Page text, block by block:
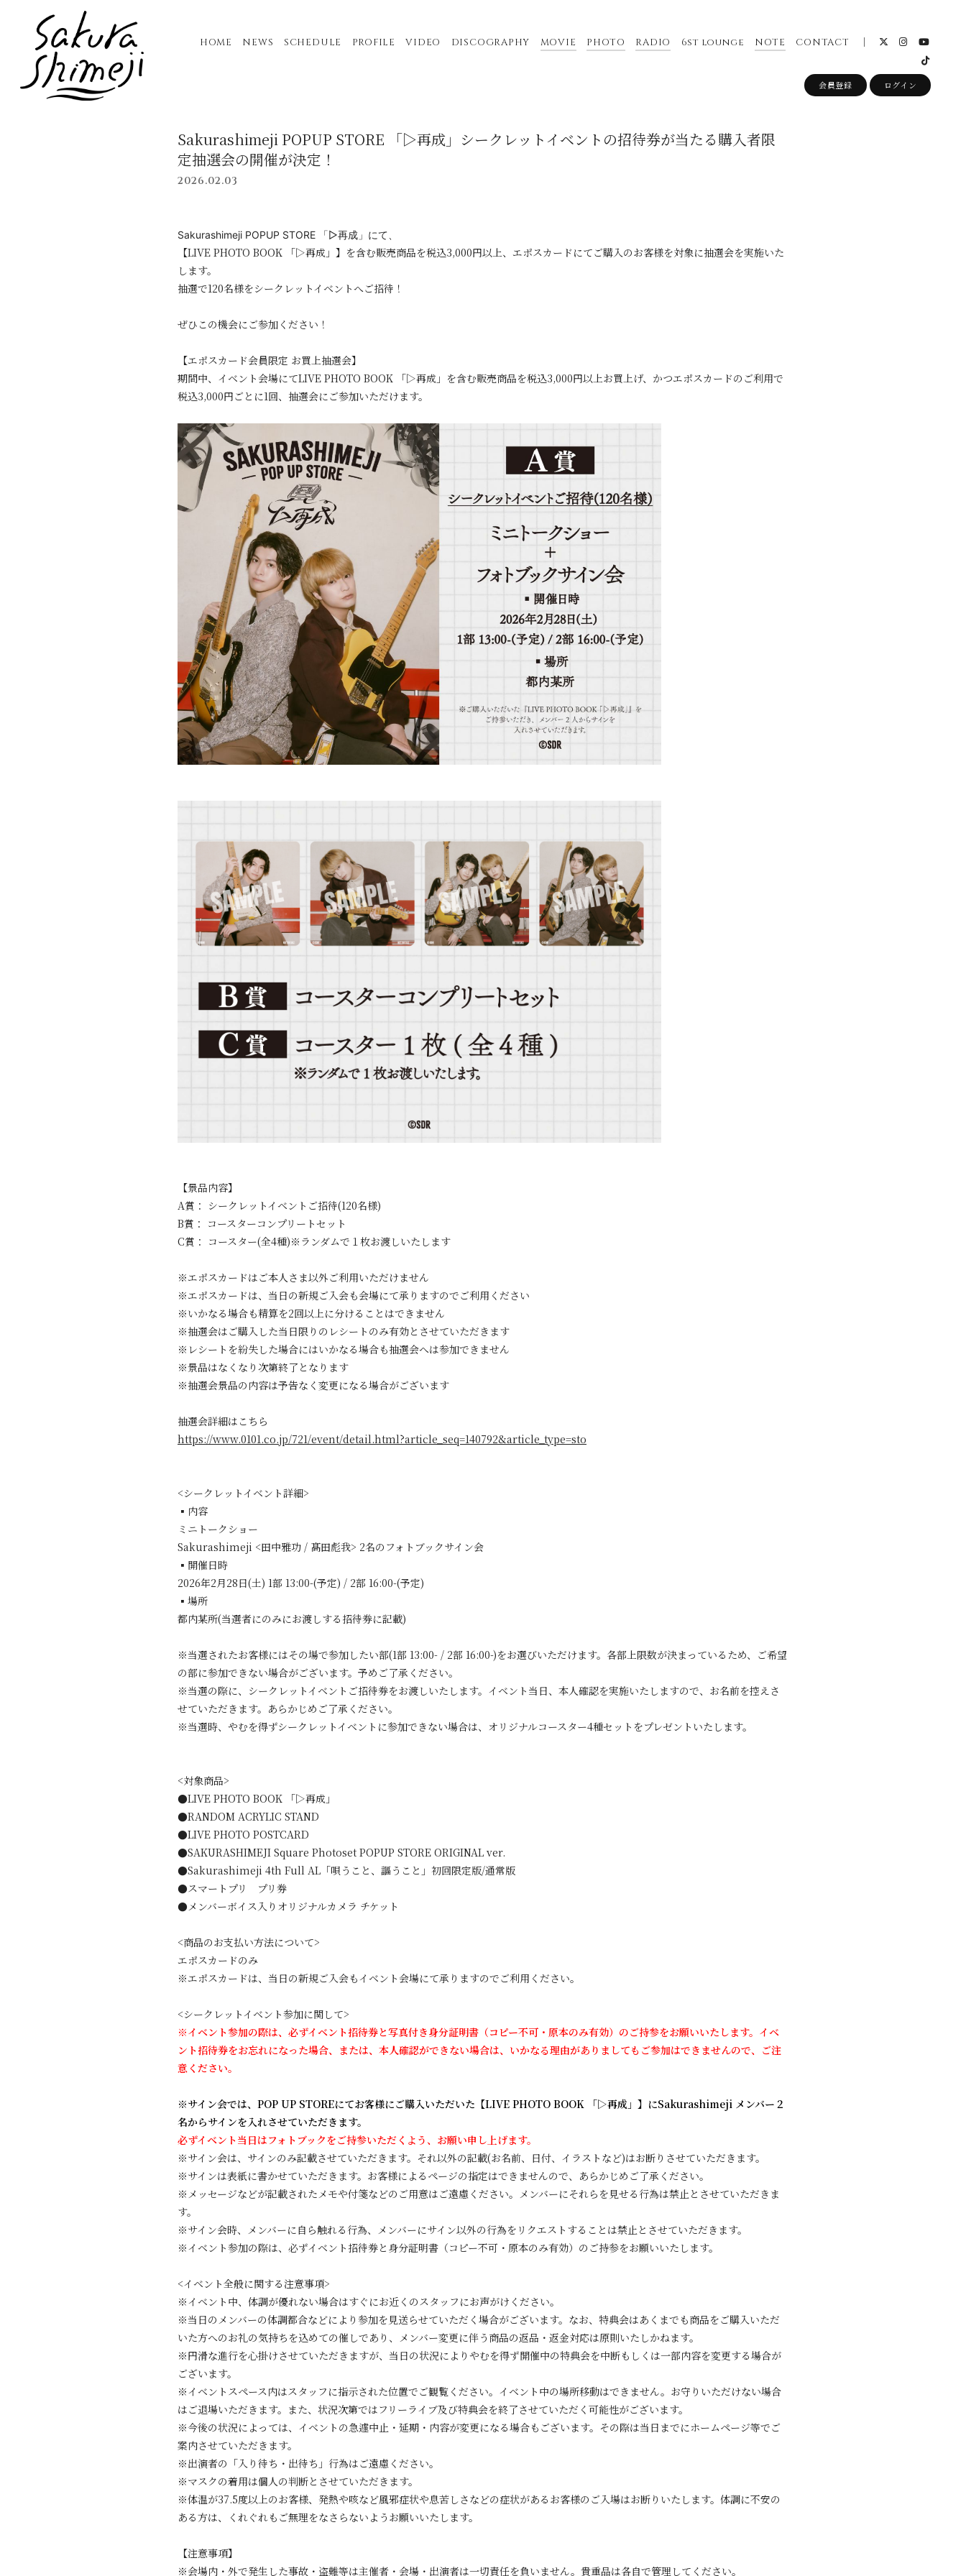
HOME NEWS SCHEDULE PROFILE VIDEO DISCOGRAPHY MOVIE PHOTO RADIO 6st lounge NOTE CONTACT
会員登録 ログイン
Sakurashimeji POPUP STORE 「▷再成」シークレットイベントの招待券が当たる購入者限
定抽選会の開催が決定！
2026.02.03
Sakurashimeji POPUP STORE 「▷再成」にて、
【LIVE PHOTO BOOK 「▷再成」】を含む販売商品を税込3,000円以上、エポスカードにてご購入のお客様を対象に抽選会を実施いた
します。
抽選で120名様をシークレットイベントへご招待！
ぜひこの機会にご参加ください！
【エポスカード会員限定 お買上抽選会】
期間中、イベント会場にてLIVE PHOTO BOOK 「▷再成」を含む販売商品を税込3,000円以上お買上げ、かつエポスカードのご利用で
税込3,000円ごとに1回、抽選会にご参加いただけます。
【景品内容】
A賞： シークレットイベントご招待(120名様)
B賞： コースターコンプリートセット
C賞： コースター(全4種)※ランダムで１枚お渡しいたします
※エポスカードはご本人さま以外ご利用いただけません
※エポスカードは、当日の新規ご入会も会場にて承りますのでご利用ください
※いかなる場合も精算を2回以上に分けることはできません
※抽選会はご購入した当日限りのレシートのみ有効とさせていただきます
※レシートを紛失した場合にはいかなる場合も抽選会へは参加できません
※景品はなくなり次第終了となります
※抽選会景品の内容は予告なく変更になる場合がございます
抽選会詳細はこちら
https://www.0101.co.jp/721/event/detail.html?article_seq=140792&article_type=sto
<シークレットイベント詳細>
▪︎内容
ミニトークショー
Sakurashimeji <田中雅功 / 髙田彪我> 2名のフォトブックサイン会
▪︎開催日時
2026年2月28日(土) 1部 13:00-(予定) / 2部 16:00-(予定)
▪︎場所
都内某所(当選者にのみにお渡しする招待券に記載)
※当選されたお客様にはその場で参加したい部(1部 13:00- / 2部 16:00-)をお選びいただけます。各部上限数が決まっているため、ご希望
の部に参加できない場合がございます。予めご了承ください。
※当選の際に、シークレットイベントご招待券をお渡しいたします。イベント当日、本人確認を実施いたしますので、お名前を控えさ
せていただきます。あらかじめご了承ください。
※当選時、やむを得ずシークレットイベントに参加できない場合は、オリジナルコースター4種セットをプレゼントいたします。
<対象商品>
●LIVE PHOTO BOOK 「▷再成」
●RANDOM ACRYLIC STAND
●LIVE PHOTO POSTCARD
●SAKURASHIMEJI Square Photoset POPUP STORE ORIGINAL ver.
●Sakurashimeji 4th Full AL「唄うこと、謳うこと」初回限定版/通常版
●スマートプリ プリ券
●メンバーボイス入りオリジナルカメラ チケット
<商品のお支払い方法について>
エポスカードのみ
※エポスカードは、当日の新規ご入会もイベント会場にて承りますのでご利用ください。
<シークレットイベント参加に関して>
※イベント参加の際は、必ずイベント招待券と写真付き身分証明書（コピー不可・原本のみ有効）のご持参をお願いいたします。イベ
ント招待券をお忘れになった場合、または、本人確認ができない場合は、いかなる理由がありましてもご参加はできませんので、ご注
意ください。
※サイン会では、POP UP STOREにてお客様にご購入いただいた【LIVE PHOTO BOOK 「▷再成」】にSakurashimeji メンバー２
名からサインを入れさせていただきます。
必ずイベント当日はフォトブックをご持参いただくよう、お願い申し上げます。
※サイン会は、サインのみ記載させていただきます。それ以外の記載(お名前、日付、イラストなど)はお断りさせていただきます。
※サインは表紙に書かせていただきます。お客様によるページの指定はできませんので、あらかじめご了承ください。
※メッセージなどが記載されたメモや付箋などのご用意はご遠慮ください。メンバーにそれらを見せる行為は禁止とさせていただきま
す。
※サイン会時、メンバーに自ら触れる行為、メンバーにサイン以外の行為をリクエストすることは禁止とさせていただきます。
※イベント参加の際は、必ずイベント招待券と身分証明書（コピー不可・原本のみ有効）のご持参をお願いいたします。
<イベント全般に関する注意事項>
※イベント中、体調が優れない場合はすぐにお近くのスタッフにお声がけください。
※当日のメンバーの体調都合などにより参加を見送らせていただく場合がございます。なお、特典会はあくまでも商品をご購入いただ
いた方へのお礼の気持ちを込めての催しであり、メンバー変更に伴う商品の返品・返金対応は原則いたしかねます。
※円滑な進行を心掛けさせていただきますが、当日の状況によりやむを得ず開催中の特典会を中断もしくは一部内容を変更する場合が
ございます。
※イベントスペース内はスタッフに指示された位置でご観覧ください。イベント中の場所移動はできません。お守りいただけない場合
はご退場いただきます。また、状況次第ではフリーライブ及び特典会を終了させていただく可能性がございます。
※今後の状況によっては、イベントの急遽中止・延期・内容が変更になる場合もございます。その際は当日までにホームページ等でご
案内させていただきます。
※出演者の「入り待ち・出待ち」行為はご遠慮ください。
※マスクの着用は個人の判断とさせていただきます。
※体温が37.5度以上のお客様、発熱や咳など風邪症状や息苦しさなどの症状があるお客様のご入場はお断りいたします。体調に不安の
ある方は、くれぐれもご無理をなさらないようお願いいたします。
【注意事項】
※会場内・外で発生した事故・盗難等は主催者・会場・出演者は一切責任を負いません。貴重品は各自で管理してください。